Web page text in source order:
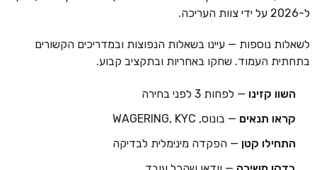
ל-2026 על ידי צוות העריכה.
לשאלות נוספות — עיינו בשאלות הנפוצות ובמדריכים הקשורים
בתחתית העמוד. שחקו באחריות ובתקציב קבוע.
השוו קזינו — לפחות 3 לפני בחירה
קראו תנאים — בונוס, WAGERING, KYC
התחילו קטן — הפקדה מינימלית לבדיקה